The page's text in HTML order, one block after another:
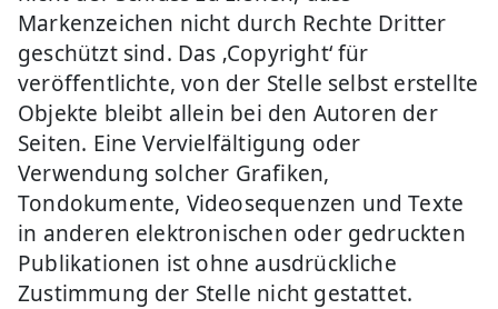
Markenzeichen nicht durch Rechte Dritter
geschützt sind. Das ‚Copyright‘ für
veröffentlichte, von der Stelle selbst erstellte
Objekte bleibt allein bei den Autoren der
Seiten. Eine Vervielfältigung oder
Verwendung solcher Grafiken,
Tondokumente, Videosequenzen und Texte
in anderen elektronischen oder gedruckten
Publikationen ist ohne ausdrückliche
Zustimmung der Stelle nicht gestattet.